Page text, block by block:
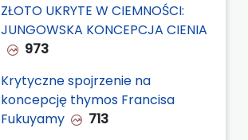
ZŁOTO UKRYTE W CIEMNOŚCI:
JUNGOWSKA KONCEPCJA CIENIA
973
Krytyczne spojrzenie na
koncepcję thymos Francisa
Fukuyamy
713